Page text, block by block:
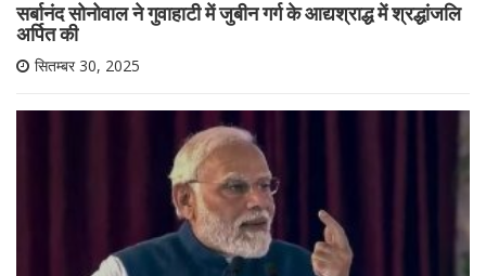
सर्बानंद सोनोवाल ने गुवाहाटी में जुबीन गर्ग के आद्यश्राद्ध में श्रद्धांजलि
अर्पित की
सितम्बर 30, 2025